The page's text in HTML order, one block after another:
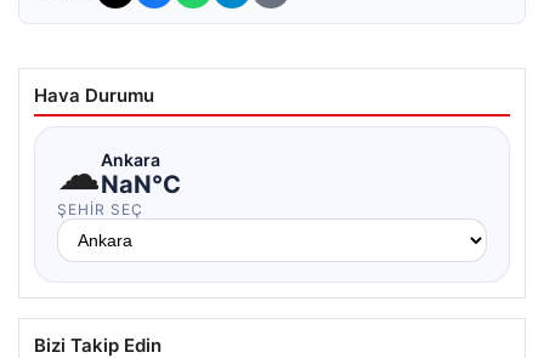
Hava Durumu
☁Ankara
NaN°C
ŞEHIR SEÇ
Bizi Takip Edin